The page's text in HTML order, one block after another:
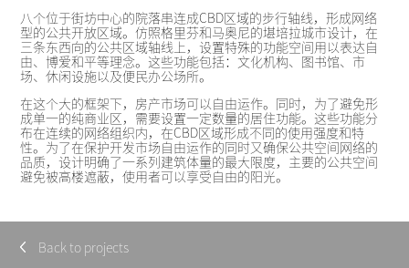
八个位于街坊中心的院落串连成CBD区域的步行轴线，形成网络
型的公共开放区域。仿照格里芬和马奥尼的堪培拉城市设计，在
三条东西向的公共区域轴线上，设置特殊的功能空间用以表达自
由、博爱和平等理念。这些功能包括：文化机构、图书馆、市
场、休闲设施以及便民办公场所。
在这个大的框架下，房产市场可以自由运作。同时，为了避免形
成单一的纯商业区，需要设置一定数量的居住功能。这些功能分
布在连续的网络组织内，在CBD区域形成不同的使用强度和特
性。为了在保护开发市场自由运作的同时又确保公共空间网络的
品质，设计明确了一系列建筑体量的最大限度，主要的公共空间
避免被高楼遮蔽，使用者可以享受自由的阳光。
Back to projects